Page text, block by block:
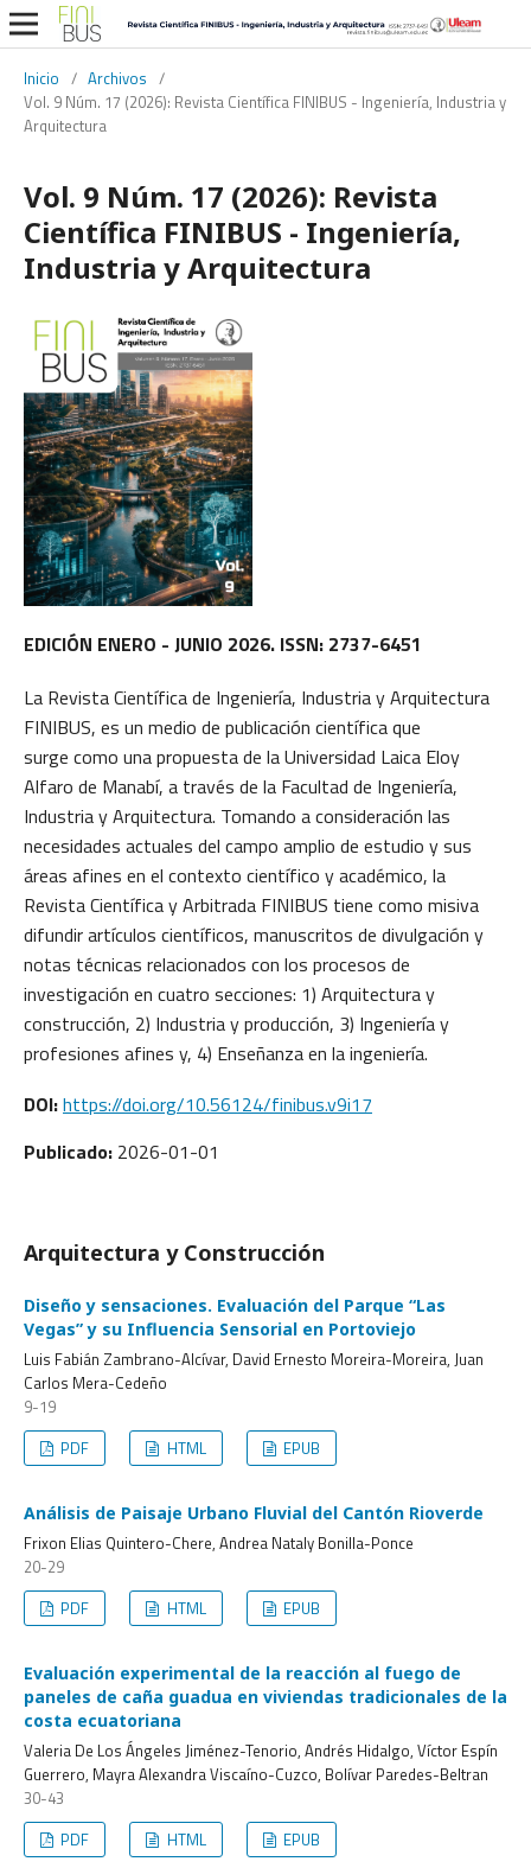
Inicio / Archivos /
Vol. 9 Núm. 17 (2026): Revista Científica FINIBUS - Ingeniería, Industria y
Arquitectura
Vol. 9 Núm. 17 (2026): Revista
Científica FINIBUS - Ingeniería,
Industria y Arquitectura
EDICIÓN ENERO - JUNIO 2026. ISSN: 2737-6451
La Revista Científica de Ingeniería, Industria y Arquitectura
FINIBUS, es un medio de publicación científica que
surge como una propuesta de la Universidad Laica Eloy
Alfaro de Manabí, a través de la Facultad de Ingeniería,
Industria y Arquitectura. Tomando a consideración las
necesidades actuales del campo amplio de estudio y sus
áreas afines en el contexto científico y académico, la
Revista Científica y Arbitrada FINIBUS tiene como misiva
difundir artículos científicos, manuscritos de divulgación y
notas técnicas relacionados con los procesos de
investigación en cuatro secciones: 1) Arquitectura y
construcción, 2) Industria y producción, 3) Ingeniería y
profesiones afines y, 4) Enseñanza en la ingeniería.
DOI:https://doi.org/10.56124/finibus.v9i17
Publicado: 2026-01-01
Arquitectura y Construcción
Diseño y sensaciones. Evaluación del Parque “Las
Vegas” y su Influencia Sensorial en Portoviejo
Luis Fabián Zambrano-Alcívar, David Ernesto Moreira-Moreira, Juan
Carlos Mera-Cedeño
9-19
PDF
HTML EPUB
Análisis de Paisaje Urbano Fluvial del Cantón Rioverde
Frixon Elias Quintero-Chere, Andrea Nataly Bonilla-Ponce
20-29
PDF
HTML EPUB
Evaluación experimental de la reacción al fuego de
paneles de caña guadua en viviendas tradicionales de la
costa ecuatoriana
Valeria De Los Ángeles Jiménez-Tenorio, Andrés Hidalgo, Víctor Espín
Guerrero, Mayra Alexandra Viscaíno-Cuzco, Bolívar Paredes-Beltran
30-43
PDF
HTML EPUB